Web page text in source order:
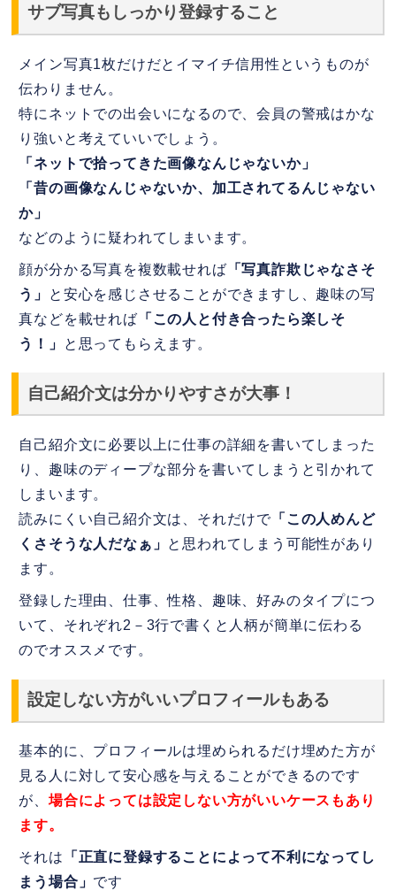
サブ写真もしっかり登録すること
メイン写真1枚だけだとイマイチ信用性というものが
伝わりません。
特にネットでの出会いになるので、会員の警戒はかな
り強いと考えていいでしょう。
「ネットで拾ってきた画像なんじゃないか」
「昔の画像なんじゃないか、加工されてるんじゃない
か」
などのように疑われてしまいます。
顔が分かる写真を複数載せれば 「写真詐欺じゃなさそ
う」
と安心を感じさせることができますし、趣味の写
真などを載せれば 「この人と付き合ったら楽しそ
う！」
と思ってもらえます。
自己紹介文は分かりやすさが大事！
自己紹介文に必要以上に仕事の詳細を書いてしまった
り、趣味のディープな部分を書いてしまうと引かれて
しまいます。
読みにくい自己紹介文は、それだけで 「この人めんど
くさそうな人だなぁ」 と思われてしまう可能性があり
ます。
登録した理由、仕事、性格、趣味、好みのタイプにつ
いて、それぞれ2－3行で書くと人柄が簡単に伝わる
のでオススメです。
設定しない方がいいプロフィールもある
基本的に、プロフィールは埋められるだけ埋めた方が
見る人に対して安心感を与えることができるのです
が、場合によっては設定しない方がいいケースもあり
ます。
それは
「正直に登録することによって不利になってし
まう場合」 です